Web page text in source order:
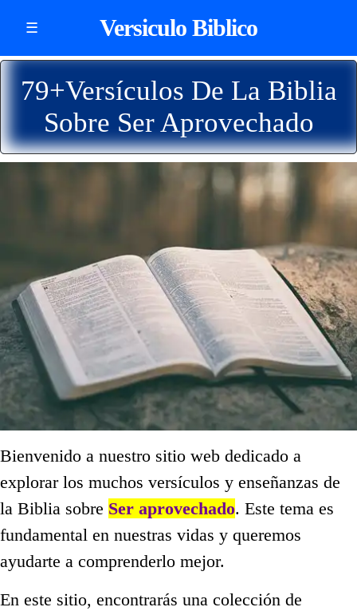
☰ Versiculo Biblico
79+Versículos De La Biblia
Sobre Ser Aprovechado
Bienvenido a nuestro sitio web dedicado a
explorar los muchos versículos y enseñanzas de
la Biblia sobre Ser aprovechado. Este tema es
fundamental en nuestras vidas y queremos
ayudarte a comprenderlo mejor.
En este sitio, encontrarás una colección de